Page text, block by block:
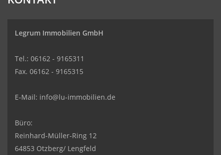
Legrum Immobilien GmbH
Tel.: 06162 - 9165311
Fax. 06162 - 9165315
E-Mail: info@lu-immobilien.de
Büro:
Reinhard-Müller-Ring 12
64853 Otzberg/ Lengfeld